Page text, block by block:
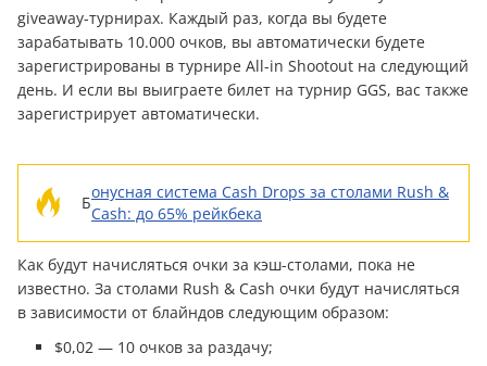
giveaway-турнирах. Каждый раз, когда вы будете
зарабатывать 10.000 очков, вы автоматически будете
зарегистрированы в турнире All-in Shootout на следующий
день. И если вы выиграете билет на турнир GGS, вас также
зарегистрирует автоматически.
Б
онусная система Cash Drops за столами Rush &
Cash: до 65% рейкбека
Как будут начисляться очки за кэш-столами, пока не
известно. За столами Rush & Cash очки будут начисляться
в зависимости от блайндов следующим образом:
$0,02 — 10 очков за раздачу;